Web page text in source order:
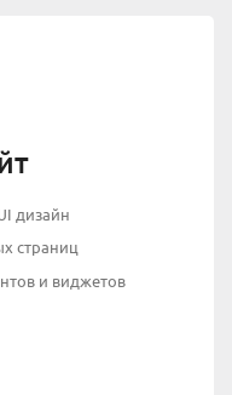
дизайн
страниц
и виджетов